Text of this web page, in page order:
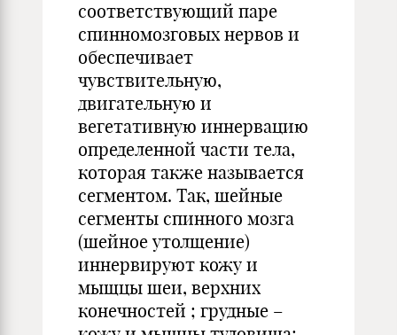
соответствующий паре
спинномозговых нервов и
обеспечивает
чувствительную,
двигательную и
вегетативную иннервацию
определенной части тела,
которая также называется
сегментом. Так, шейные
сегменты спинного мозга
(шейное утолщение)
иннервируют кожу и
мыщцы шеи, верхних
конечностей ; грудные –